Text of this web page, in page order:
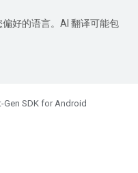
好的语言。AI 翻译可能包
Gen SDK for Android